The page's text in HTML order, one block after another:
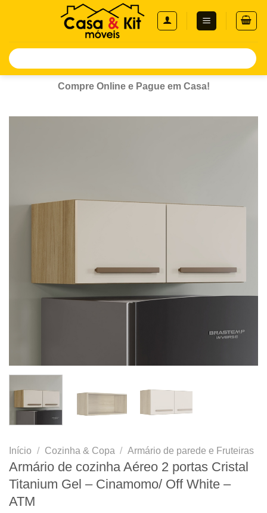
Pesquisar
por:
Compre Online e Pague em Casa!
Início / Cozinha & Copa / Armário de parede e Fruteiras
Armário de cozinha Aéreo 2 portas Cristal
Titanium Gel – Cinamomo/ Off White –
ATM